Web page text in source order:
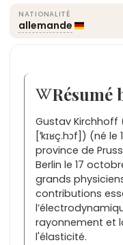
NATIONALITÉ
allemande
Résumé
Gustav
[ˈkɪʁç.hɔf]) (né
province de
Berlin le 17
grands
contributions
rayonnement et
l'élasticité.